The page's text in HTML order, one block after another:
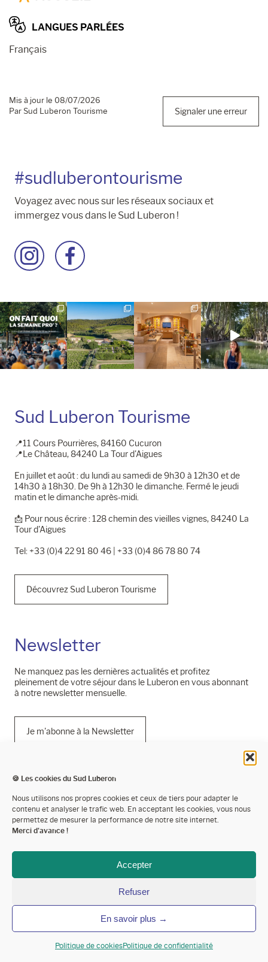
🍪 Les cookies du Sud Luberon
Nous utilisons nos propres cookies et ceux de tiers pour adapter le
contenu et analyser le trafic web. En acceptant les cookies, vous nous
permettez de mesurer la performance de notre site internet.
Merci d'avance !
Accepter
Refuser
En savoir plus →
Politique de cookiesPolitique de confidentialité
LANGUES PARLÉES
Français
Mis à jour le 08/07/2026
Par Sud Luberon Tourisme
Signaler une erreur
#sudluberontourisme
Voyagez avec nous sur les réseaux sociaux et
immergez vous dans le Sud Luberon !
Accéder
à
Instagram
Accéder
à
Facebook
Sud Luberon Tourisme
📍11 Cours Pourrières, 84160 Cucuron
📍Le Château, 84240 La Tour d'Aigues
En juillet et août : du lundi au samedi de 9h30 à 12h30 et de
14h30 à 18h30. De 9h à 12h30 le dimanche. Fermé le jeudi
matin et le dimanche après-midi.
📩​ Pour nous écrire : 128 chemin des vieilles vignes, 84240 La
Tour d'Aigues
Tel: +33 (0)4 22 91 80 46 | +33 (0)4 86 78 80 74
Découvrez Sud Luberon Tourisme
Newsletter
Ne manquez pas les dernières actualités et profitez
pleinement de votre séjour dans le Luberon en vous abonnant
à notre newsletter mensuelle.
Je m'abonne à la Newsletter
Mentions légales
Politique de confidentialité
Espace pro’
Annoncer votre événement